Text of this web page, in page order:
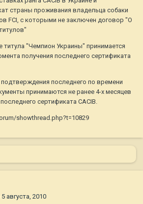
страны проживания владельца собаки
FCI, с которыми не заключен договор "О
титула "Чемпион Украины" принимается
получения последнего сертификата
подтверждения последнего по времени
принимаются не ранее 4-х месяцев
сертификата САСIB.
showthread.php?t=10829
5 августа, 2010